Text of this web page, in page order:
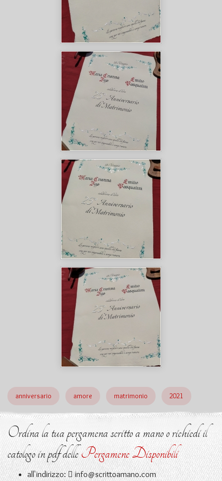
anniversario amore matrimonio 2021
Ordina la tua pergamena scritto a mano o richiedi il
catologo in pdf dellePergamene Disponibili
all'indirizzo: info@scrittoamano.com